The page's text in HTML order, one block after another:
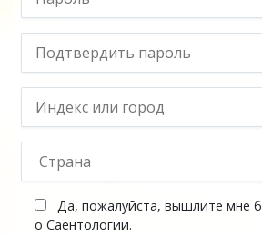
Да, пожалуйста, вышлите мне
о Саентологии.